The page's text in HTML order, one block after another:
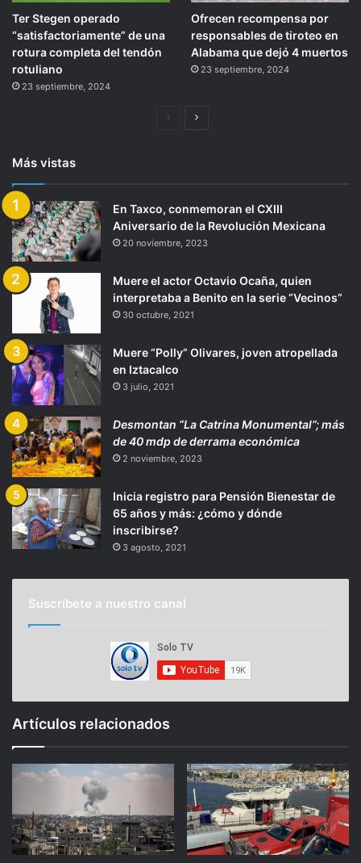
Ter Stegen operado
“satisfactoriamente” de una
rotura completa del tendón
rotuliano
23 septiembre, 2024
Ofrecen recompensa por
responsables de tiroteo en
Alabama que dejó 4 muertos
23 septiembre, 2024
PáginaSiguiente
Más vistas
En Taxco, conmemoran el CXIII
Aniversario de la Revolución Mexicana
20 noviembre, 2023
Muere el actor Octavio Ocaña, quien
interpretaba a Benito en la serie “Vecinos”
30 octubre, 2021
Muere “Polly” Olivares, joven atropellada
en Iztacalco
3 julio, 2021
Desmontan “La Catrina Monumental”; más
de 40 mdp de derrama económica
2 noviembre, 2023
Inicia registro para Pensión Bienestar de
65 años y más: ¿cómo y dónde
inscribirse?
3 agosto, 2021
Suscríbete a nuestro canal
Artículos relacionados